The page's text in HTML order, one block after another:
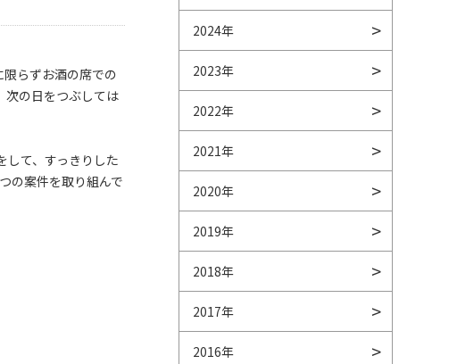
らずお酒の席での
次の日をつぶしては
して、すっきりした
の案件を取り組んで
2024年
2023年
2022年
2021年
2020年
2019年
2018年
2017年
2016年